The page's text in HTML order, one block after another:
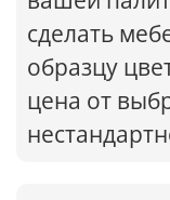
сделать
образцу
цена от